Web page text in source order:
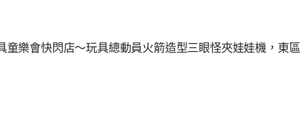
童樂會快閃店～玩具總動員火箭造型三眼怪夾娃娃機，東區